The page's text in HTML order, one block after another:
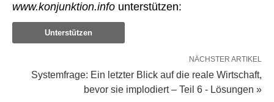
www.konjunktion.info unterstützen:
Unterstützen
NÄCHSTER ARTIKEL
Systemfrage: Ein letzter Blick auf die reale Wirtschaft,
bevor sie implodiert – Teil 6 - Lösungen »